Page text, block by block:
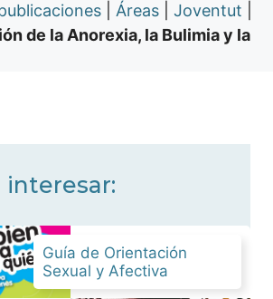
Áreas Joventut
de la Anorexia, la Bulimia y la
interesar:
Guía de Orientación
Sexual y Afectiva